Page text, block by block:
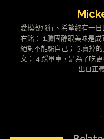
愛模擬飛行、希望終有一
右銘： 1.膽固醇跟美味是
絕對不能騙自己； 3.賣掉
文； 4.踩單車，是為了吃
出自正
-